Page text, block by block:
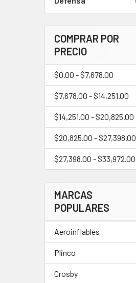
COMPRAR POR
PRECIO
$0.00 - $7,678.00
$7,678.00 - $14,251.00
$14,251.00 - $20,825.00
$20,825.00 - $27,398.00
$27,398.00 - $33,972.00
MARCAS
POPULARES
Aeroinflables
Plinco
Crosby